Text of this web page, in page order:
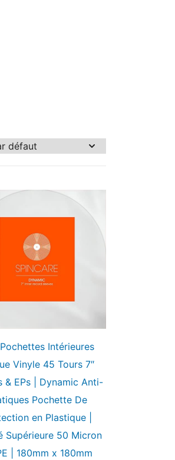
250 €
Intérieures
Vinyle 45 Tours 7″
& EPs | Dynamic Anti-
Pochette De
en Plastique |
Supérieure 50 Micron
| 180mm x 180mm